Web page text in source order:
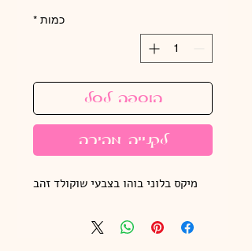
כמות *
הוספה לסל
לקנייה מהירה
מיקס בלוני בוהו בצבעי שוקולד זהב